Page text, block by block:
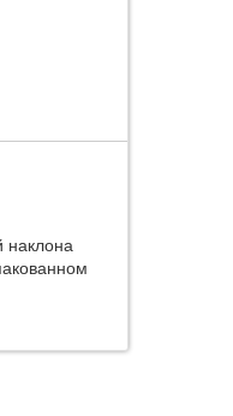
наклона